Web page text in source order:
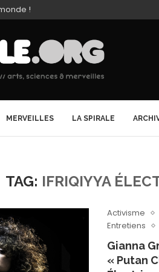
!
MERVEILLES LA SPIRALE
TAG: IFRIQIYYA
Activisme
Entretiens
Gianna
« Putan